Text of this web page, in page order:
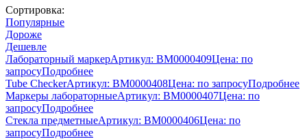
Сортировка:
Популярные
Дороже
Дешевле
Лабораторный маркерАртикул: BM0000409Цена: по
запросуПодробнее
Tube CheckerАртикул: BM0000408Цена: по запросуПодробнее
Маркеры лабораторныеАртикул: BM0000407Цена: по
запросуПодробнее
Стекла предметныеАртикул: BM0000406Цена: по
запросуПодробнее